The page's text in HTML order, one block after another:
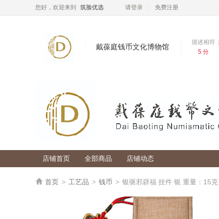
您好，欢迎来到 筑脸优选 请登录 免费注册
戴葆庭钱币文化博物馆
描述相符
5 分
发货速度：
5 分
店铺服务
公司名称：
所在地：
店铺首页 全部商品 店铺动态
 首页 > 工艺品 > 钱币 > 银驱邪辟福 挂件 银 重量：15